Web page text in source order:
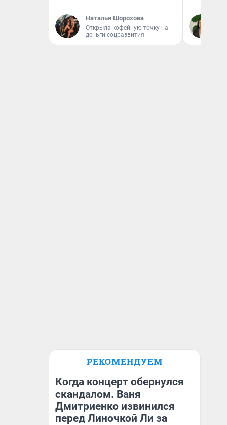
Наталья Шорохова
Открыла кофейную точку на
деньги соцразвития
РЕКОМЕНДУЕМ
Когда концерт обернулся
скандалом. Ваня
Дмитриенко извинился
перед Линочкой Ли за